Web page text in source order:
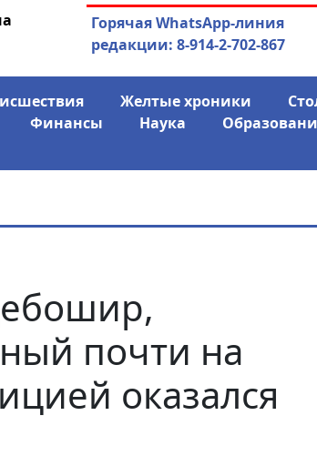
04.08.2026Маринычев у
антикризисный
Горячая WhatsApp-линия
редакции: 8-914-2-702-867
Желтые хроники
Финансы Наука
почти на
оказался